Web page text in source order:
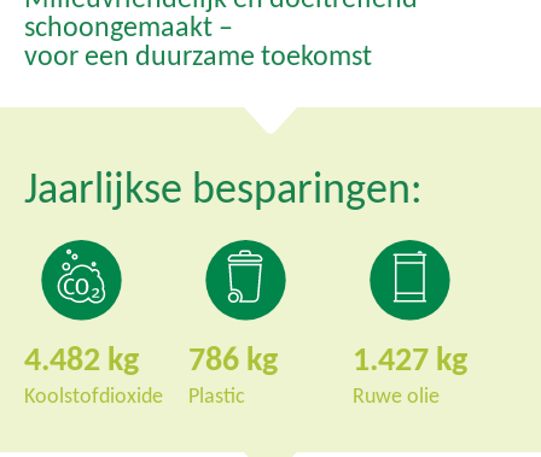
schoongemaakt –
voor een duurzame toekomst
Jaarlijkse besparingen:
4.482
Koolstofdioxide
786
Plastic
1.427
Ruwe olie